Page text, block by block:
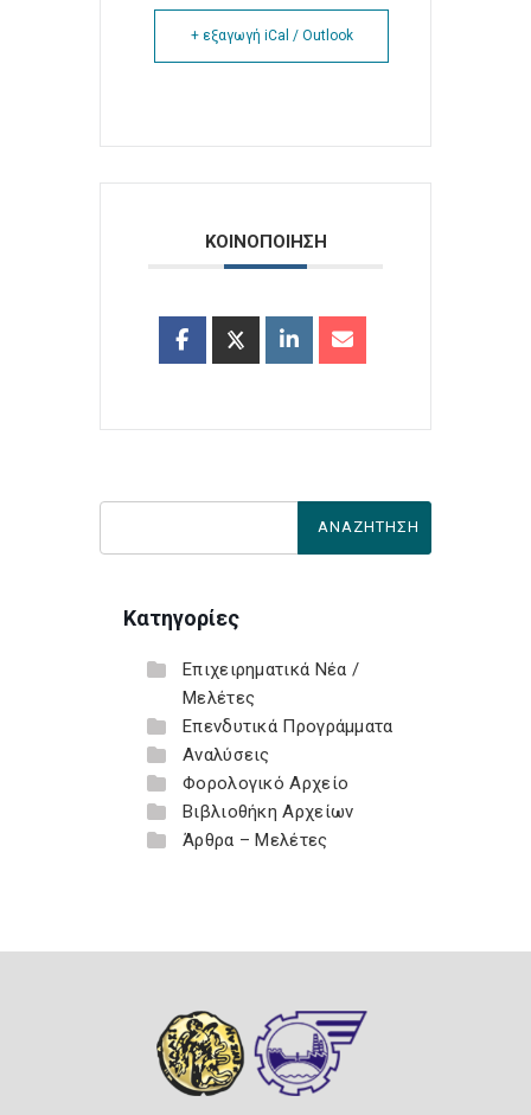
+ εξαγωγή iCal / Outlook
ΚΟΙΝΟΠΟΙΗΣΗ
Κατηγορίες
Επιχειρηματικά Νέα /
Μελέτες
Επενδυτικά Προγράμματα
Αναλύσεις
Φορολογικό Αρχείο
Βιβλιοθήκη Αρχείων
Άρθρα – Μελέτες